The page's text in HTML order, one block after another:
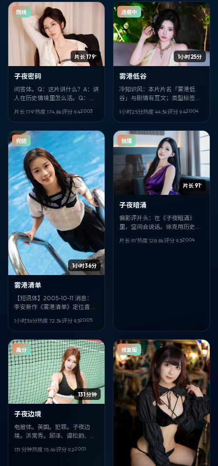
片长 179′
院线
子夜密码
问答体。Q：这片讲什么？A：讲
人在历史情境里怎么活。Q：谁
A：蒋奇明、陈思诚。Q：片名？
A：《子夜密码》。
片长 179′热度 174.8k评分 9.42003
1小时25分
连载中
雾港低谷
冷知识风：本片片名「雾港低
谷」与剧情有互文；类型标签是
演 程耳，核心面孔 胡歌、张译。
1小时25分热度 44.3k评分 9.42004
1小时36分
完结
雾港清单
【短讯体】2005-10-11 消息：
李安新作《雾港清单》定位喜
衔：虞书欣、任素汐。
1小时36分热度 72.3k评分 9.32005
片长 91′
独播
子夜暗涌
偏影评开头：在《子夜暗涌》
里，空间会说话。徐克用历史的
自处。林心如、王俊凯的戏份最
片长 91′热度 128.8k评分 9.32004
131 分钟
高分
子夜边境
电报体。英国。犯罪。子夜边
境。洪常秀。邱泽、谭松韵、邓
131 分钟热度 15.6k评分 9.22001
修复版